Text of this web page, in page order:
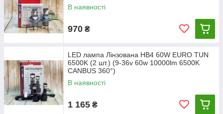
В наявності
970 ₴
LED лампа Лінзована HB4 60W EURO TUN
6500K (2 шт.) (9-36v 60w 10000lm 6500K
CANBUS 360°)
В наявності
1 165 ₴